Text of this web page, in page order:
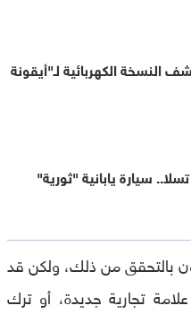
الكهربائية لـ"أيقونة
سيارة يابانية "ثورية"
من ذلك، ولكن قد
تجارية جديدة، أو ترك